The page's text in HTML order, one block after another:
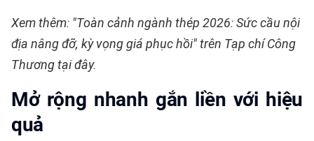
Xem thêm: "Toàn cảnh ngành thép 2026: Sức cầu nội
địa nâng đỡ, kỳ vọng giá phục hồi" trên Tạp chí Công
Thương tại đây.
Mở rộng nhanh gắn liền với hiệu
quả